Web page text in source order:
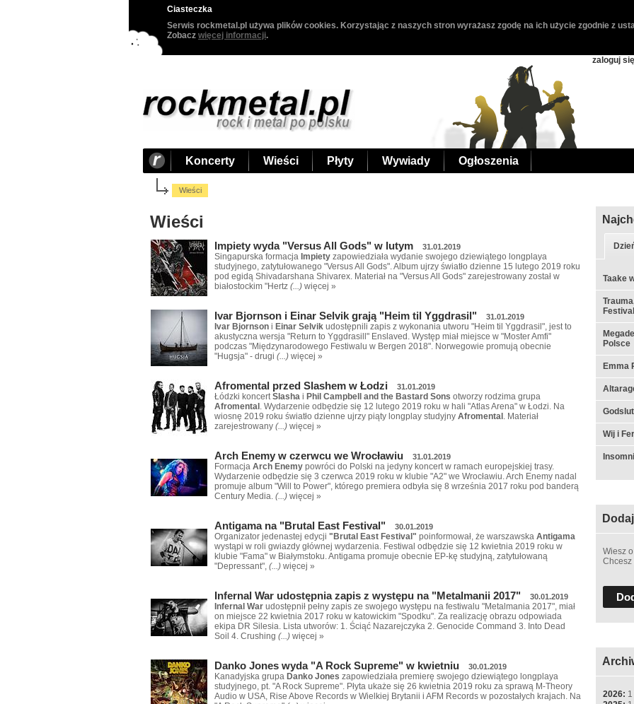
Ciasteczka
Serwis rockmetal.pl używa plików cookies. Korzystając z naszych stron wyrażasz zgodę na ich użycie zgodnie z
Zobacz więcej informacji.
zaloguj się
Koncerty Wieści Płyty Wywiady Ogłoszenia
Wieści
Wieści
Impiety wyda "Versus All Gods" w lutym 31.01.2019
Singapurska formacja Impiety zapowiedziała wydanie swojego dziewiątego longplaya
studyjnego, zatytułowanego "Versus All Gods". Album ujrzy światło dzienne 15 lutego 2019 roku
pod egidą Shivadarshana Shivarex. Materiał na "Versus All Gods" zarejestrowany został w
białostockim "Hertz (...) więcej »
Ivar Bjornson i Einar Selvik grają "Heim til Yggdrasil" 31.01.2019
Ivar Bjornson i Einar Selvik udostępnili zapis z wykonania utworu "Heim til Yggdrasil", jest to
akustyczna wersja "Return to Yggdrasill" Enslaved. Występ miał miejsce w "Moster Amfi"
podczas "Międzynarodowego Festiwalu w Bergen 2018". Norwegowie promują obecnie
"Hugsja" - drugi (...) więcej »
Afromental przed Slashem w Łodzi 31.01.2019
Łódzki koncertSlasha i Phil Campbell and the Bastard Sons otworzy rodzima grupa
Afromental . Wydarzenie odbędzie się 12 lutego 2019 roku w hali "Atlas Arena" w Łodzi. Na
wiosnę 2019 roku światło dzienne ujrzy piąty longplay studyjny Afromental . Materiał
zarejestrowany (...) więcej »
Arch Enemy w czerwcu we Wrocławiu 31.01.2019
Formacja Arch Enemy powróci do Polski na jedyny koncert w ramach europejskiej trasy.
Wydarzenie odbędzie się 3 czerwca 2019 roku w klubie "A2" we Wrocławiu. Arch Enemy nadal
promuje album "Will to Power", którego premiera odbyła się 8 września 2017 roku pod banderą
Century Media. (...) więcej »
Antigama na "Brutal East Festival" 30.01.2019
Organizator jedenastej edycji "Brutal East Festival" poinformował, że warszawska Antigama
wystąpi w roli gwiazdy głównej wydarzenia. Festiwal odbędzie się 12 kwietnia 2019 roku w
klubie "Fama" w Białymstoku. Antigama promuje obecnie EP-kę studyjną, zatytułowaną
"Depressant", (...) więcej »
Infernal War udostępnia zapis z występu na "Metalmanii 2017" 30.01.2019
Infernal War udostępnił pełny zapis ze swojego występu na festiwalu "Metalmania 2017", miał
on miejsce 22 kwietnia 2017 roku w katowickim "Spodku". Za realizację obrazu odpowiada
ekipa DR Silesia. Lista utworów: 1. Ściąć Nazarejczyka 2. Genocide Command 3. Into Dead
Soil 4. Crushing (...) więcej »
Danko Jones wyda "A Rock Supreme" w kwietniu 30.01.2019
Kanadyjska grupa Danko Jones zapowiedziała premierę swojego dziewiątego longplaya
studyjnego, pt. "A Rock Supreme". Płyta ukaże się 26 kwietnia 2019 roku za sprawą M-Theory
Audio w USA, Rise Above Records w Wielkiej Brytanii i AFM Records w pozostałych krajach. Na
Taake
Polsce
Emma
Wij i
Wiesz
Chcesz
2026: 1